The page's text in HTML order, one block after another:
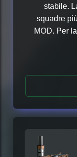
stabile.
squadre
MOD. Per